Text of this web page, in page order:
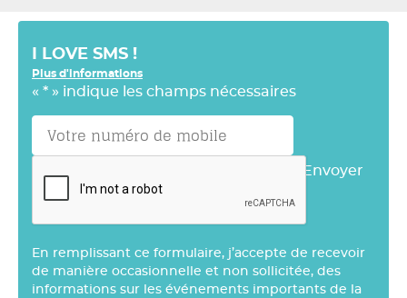
I LOVE SMS !
Plus d'informations
« * » indique les champs nécessaires
Envoyer
En remplissant ce formulaire, j’accepte de recevoir
de manière occasionnelle et non sollicitée, des
informations sur les événements importants de la